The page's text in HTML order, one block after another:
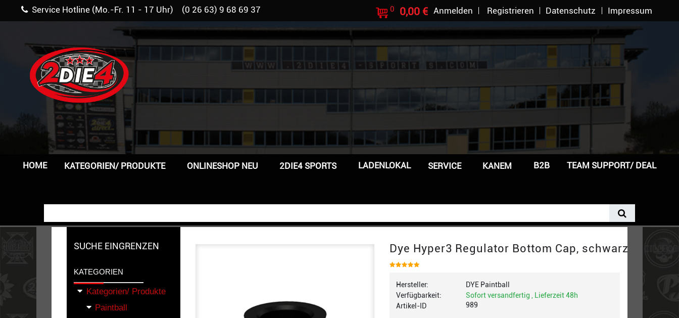
Service Hotline (Mo.-Fr. 11 - 17 Uhr) (0 26 63) 9 68 69 37 0 0,00 € Anmelden Registrieren Datenschutz Impressum
HOME KATEGORIEN/ PRODUKTE ONLINESHOP NEU 2DIE4 SPORTS LADENLOKAL SERVICE KANEM B2B TEAM SUPPORT/ DEAL
SUCHE EINGRENZEN
KATEGORIEN
Kategorien/ Produkte
Paintball
Dye Hyper3 Regulator Bottom Cap, schwarz
Hersteller:
Verfügbarkeit:
Artikel-ID
DYE Paintball
Sofort versandfertig , Lieferzeit 48h
989